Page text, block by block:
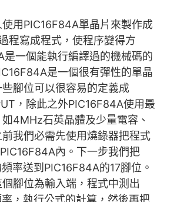
用PIC16F84A單晶片來製作成
程寫成程式，使程序變得方
是一個能執行編譯過的機械碼的
是一個很有彈性的單晶
腳位可以很容易的定義成
，除此之外PIC16F84A使用最
4MHz石英晶體及少量電容、
我們必需先使用燒錄器把程式
內。下一步我們把
率送到PIC16F84A的17腳位。
腳位為輸入端，程式中測出
，執行公式的計算，然後再把